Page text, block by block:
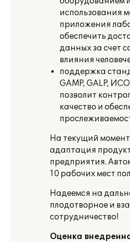
использования
приложения
обеспечить
данных за счет
влияния
поддержка
GAMP, GALP,
позволит
качество и
На текущий момент
адаптация
предприятия.
10 рабочих мест
Надеемся на
плодотворное и
сотрудничество!
Оценка